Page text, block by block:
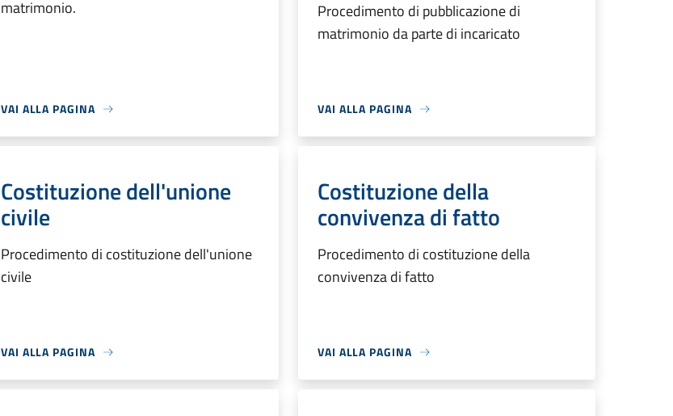
matrimonio.
VAI ALLA PAGINA
Procedimento di pubblicazione di
matrimonio da parte di incaricato
VAI ALLA PAGINA
Costituzione dell'unione
civile
Procedimento di costituzione dell'unione
civile
VAI ALLA PAGINA
Costituzione della
convivenza di fatto
Procedimento di costituzione della
convivenza di fatto
VAI ALLA PAGINA